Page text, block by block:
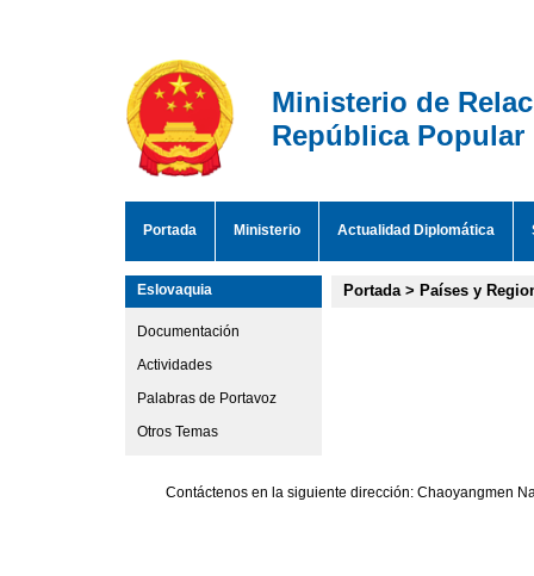
Ministerio de
República Popular
Portada Ministerio Actualidad Diplomática
Eslovaquia
Documentación
Actividades
Palabras de Portavoz
Otros Temas
Portada> Países y
Contáctenos en la siguiente dirección: Chaoyangmen